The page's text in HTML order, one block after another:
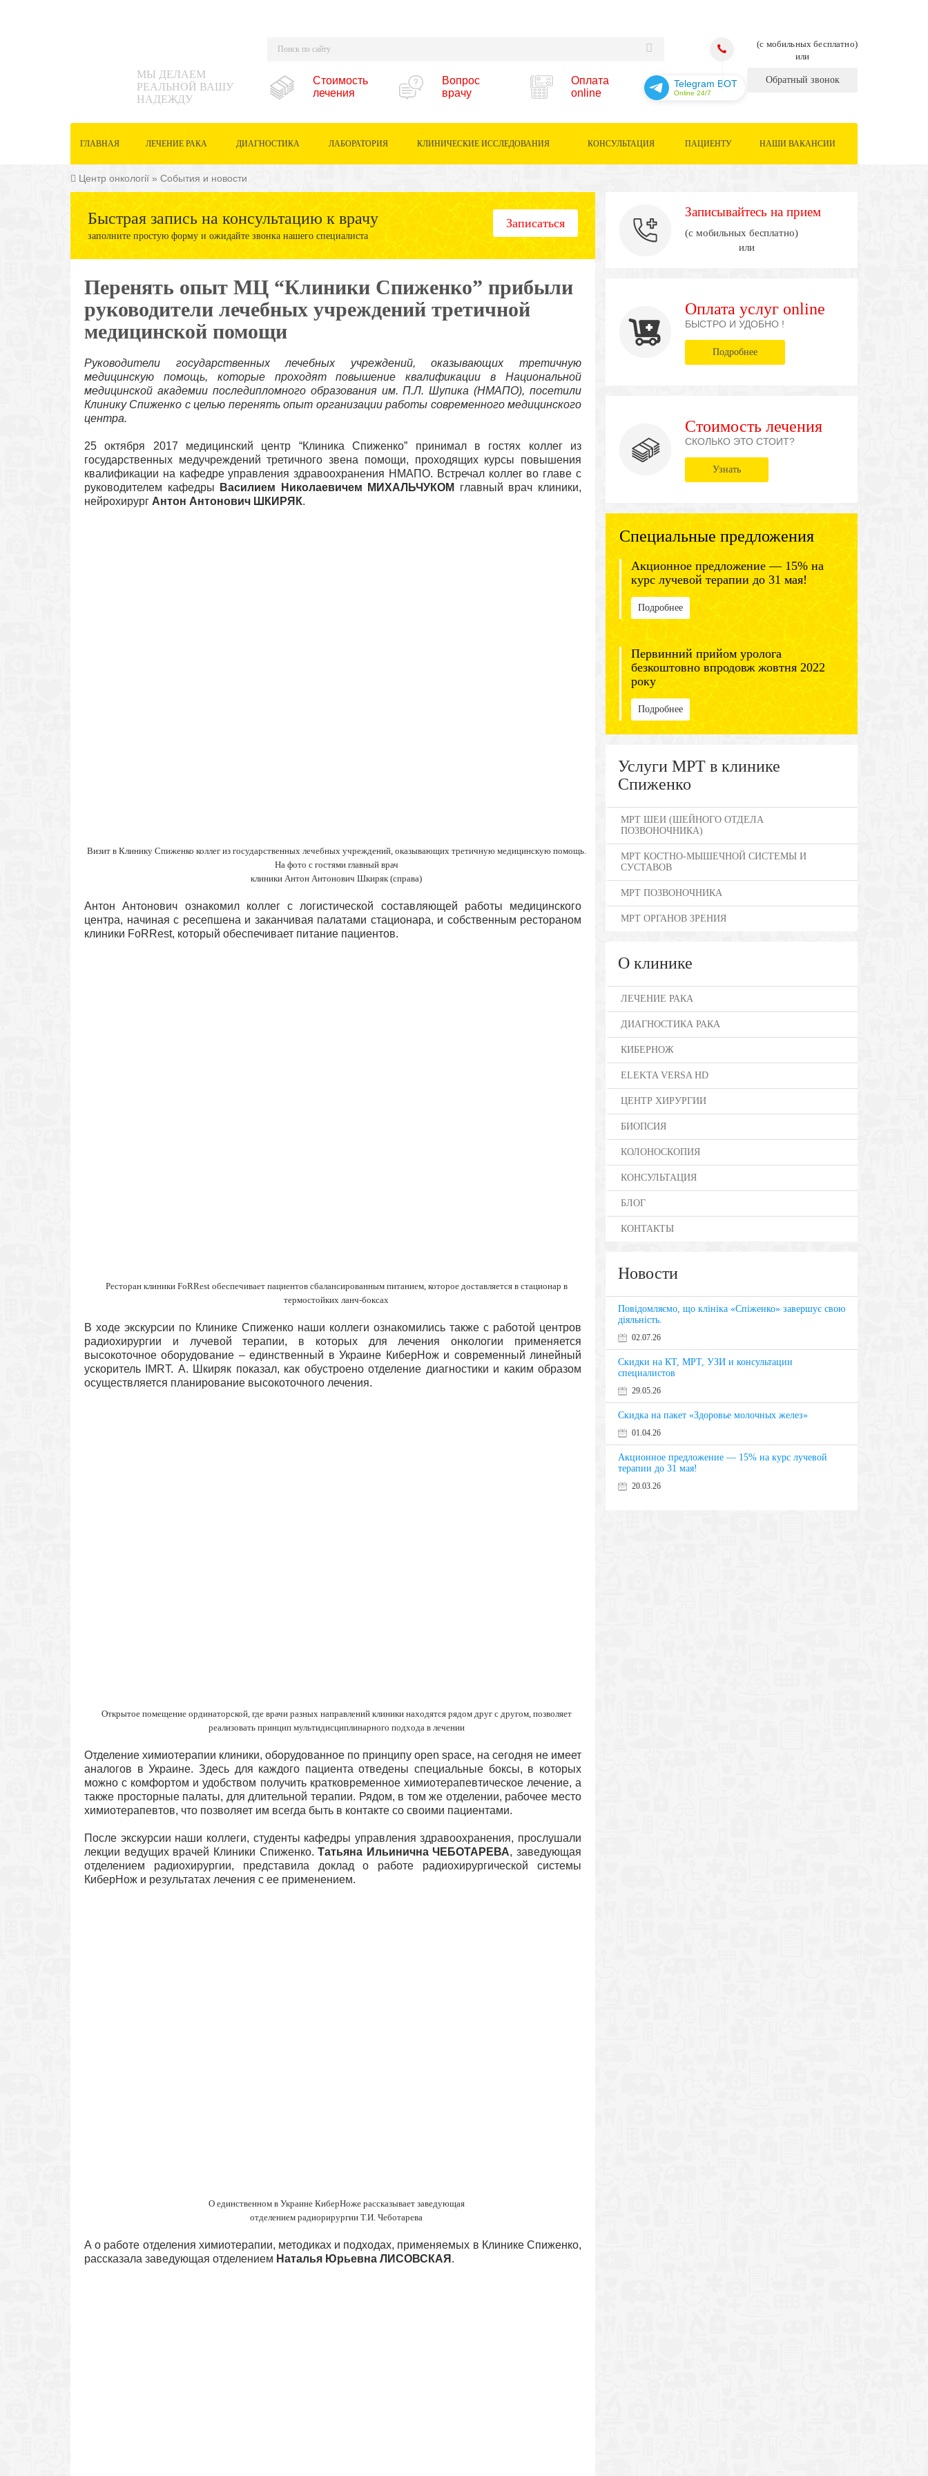
(с мобильных бесплатно)
или
Обратный звонок
МЫ ДЕЛАЕМ
РЕАЛЬНОЙ ВАШУ
НАДЕЖДУ
Стоимость
лечения
Вопрос
врачу
Оплата
online
Telegram BOT
Online 24/7
ГЛАВНАЯ ЛЕЧЕНИЕ РАКА ДИАГНОСТИКА ЛАБОРАТОРИЯ КЛИНИЧЕСКИЕ ИССЛЕДОВАНИЯ КОНСУЛЬТАЦИЯ ПАЦИЕНТУ НАШИ ВАКАНСИИ
Центр онкології » События и новости
Быстрая запись на консультацию к врачу
заполните простую форму и ожидайте звонка нашего специалиста
Записаться
Перенять опыт МЦ “Клиники Спиженко” прибыли
руководители лечебных учреждений третичной
медицинской помощи
Руководители государственных лечебных учреждений, оказывающих третичную
медицинскую помощь, которые проходят повышение квалификации в Национальной
медицинской академии последипломного образования им. П.Л. Шупика (НМАПО), посетили
Клинику Спиженко с целью перенять опыт организации работы современного медицинского
центра.
25 октября 2017 медицинский центр “Клиника Спиженко” принимал в гостях коллег из
государственных медучреждений третичного звена помощи, проходящих курсы повышения
квалификации на кафедре управления здравоохранения НМАПО. Встречал коллег во главе с
руководителем кафедры
Василием Николаевичем МИХАЛЬЧУКОМ
главный врач клиники,
нейрохирург Антон Антонович ШКИРЯК.
Визит в Клинику Спиженко коллег из государственных лечебных учреждений, оказывающих третичную медицинскую помощь.
На фото с гостями главный врач
клиники Антон Антонович Шкиряк (справа)
Антон Антонович ознакомил коллег с логистической составляющей работы медицинского
центра, начиная с ресепшена и заканчивая палатами стационара, и собственным рестораном
клиники FoRRest, который обеспечивает питание пациентов.
Ресторан клиники FoRRest обеспечивает пациентов сбалансированным питанием, которое доставляется в стационар в
термостойких ланч-боксах
В ходе экскурсии по Клинике Спиженко наши коллеги ознакомились также с работой центров
радиохирургии и лучевой терапии, в которых для лечения онкологии применяется
высокоточное оборудование – единственный в Украине КиберНож и современный линейный
ускоритель IMRT. А. Шкиряк показал, как обустроено отделение диагностики и каким образом
осуществляется планирование высокоточного лечения.
Открытое помещение ординаторской, где врачи разных направлений клиники находятся рядом друг с другом, позволяет
реализовать принцип мультидисциплинарного подхода в лечении
Отделение химиотерапии клиники, оборудованное по принципу open space, на сегодня не имеет
аналогов в Украине. Здесь для каждого пациента отведены специальные боксы, в которых
можно с комфортом и удобством получить кратковременное химиотерапевтическое лечение, а
также просторные палаты, для длительной терапии. Рядом, в том же отделении, рабочее место
химиотерапевтов, что позволяет им всегда быть в контакте со своими пациентами.
После экскурсии наши коллеги, студенты кафедры управления здравоохранения, прослушали
лекции ведущих врачей Клиники Спиженко.Татьяна Ильинична ЧЕБОТАРЕВА, заведующая
отделением радиохирургии, представила доклад о работе радиохирургической системы
КиберНож и результатах лечения с ее применением.
О единственном в Украине КиберНоже рассказывает заведующая
отделением радиорирургии Т.И. Чеботарева
А о работе отделения химиотерапии, методиках и подходах, применяемых в Клинике Спиженко,
рассказала заведующая отделением Наталья Юрьевна ЛИСОВСКАЯ .
Записывайтесь на прием
(с мобильных бесплатно)
или
Оплата услуг online
БЫСТРО И УДОБНО !
Подробнее
Стоимость лечения
СКОЛЬКО ЭТО СТОИТ?
Узнать
Специальные предложения
Акционное предложение — 15% на
курс лучевой терапии до 31 мая!
Подробнее
Первинний прийом уролога
безкоштовно впродовж жовтня 2022
року
Подробнее
Услуги МРТ в клинике
Спиженко
МРТ ШЕИ (ШЕЙНОГО ОТДЕЛА
ПОЗВОНОЧНИКА)
МРТ КОСТНО-МЫШЕЧНОЙ СИСТЕМЫ И
СУСТАВОВ
МРТ ПОЗВОНОЧНИКА
МРТ ОРГАНОВ ЗРЕНИЯ
О клинике
ЛЕЧЕНИЕ РАКА
ДИАГНОСТИКА РАКА
КИБЕРНОЖ
ELEKTA VERSA HD
ЦЕНТР ХИРУРГИИ
БИОПСИЯ
КОЛОНОСКОПИЯ
КОНСУЛЬТАЦИЯ
БЛОГ
КОНТАКТЫ
Новости
Повідомляємо, що клініка «Спіженко» завершує свою
діяльність.
02.07.26
Скидки на КТ, МРТ, УЗИ и консультации
специалистов
29.05.26
Скидка на пакет «Здоровье молочных желез»
01.04.26
Акционное предложение — 15% на курс лучевой
терапии до 31 мая!
20.03.26